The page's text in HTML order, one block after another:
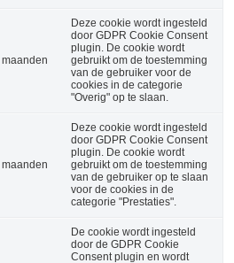
maanden
Deze cookie wordt ingesteld
door GDPR Cookie Consent
plugin. De cookie wordt
gebruikt om de toestemming
van de gebruiker voor de
cookies in de categorie
"Overig" op te slaan.
maanden
Deze cookie wordt ingesteld
door GDPR Cookie Consent
plugin. De cookie wordt
gebruikt om de toestemming
van de gebruiker op te slaan
voor de cookies in de
categorie "Prestaties".
De cookie wordt ingesteld
door de GDPR Cookie
Consent plugin en wordt